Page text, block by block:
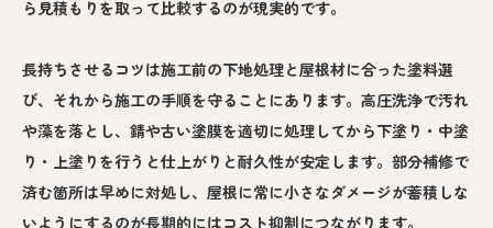
ら見積もりを取って比較するのが現実的です。
長持ちさせるコツは施工前の下地処理と屋根材に合った塗料選
び、それから施工の手順を守ることにあります。高圧洗浄で汚れ
や藻を落とし、錆や古い塗膜を適切に処理してから下塗り・中塗
り・上塗りを行うと仕上がりと耐久性が安定します。部分補修で
済む箇所は早めに対処し、屋根に常に小さなダメージが蓄積しな
いようにするのが長期的にはコスト抑制につながります。